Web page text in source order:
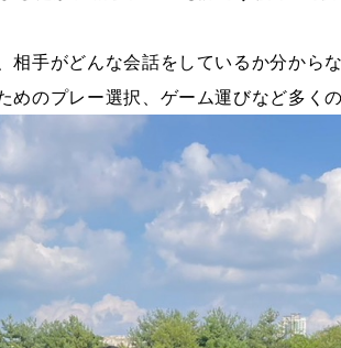
相手がどんな会話をしているか分から
のプレー選択、ゲーム運びなど多く